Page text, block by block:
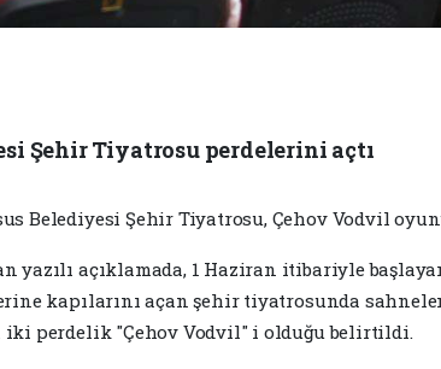
Şehir Tiyatrosu perdelerini açtı
Belediyesi Şehir Tiyatrosu, Çehov Vodvil
yazılı açıklamada, 1 Haziran itibariyle
kapılarını açan şehir tiyatrosunda
iki perdelik "Çehov Vodvil" i olduğu belirtildi.